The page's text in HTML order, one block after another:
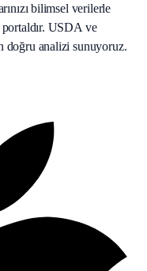
bilimsel verilerle
portaldır. USDA ve
doğru analizi sunuyoruz.